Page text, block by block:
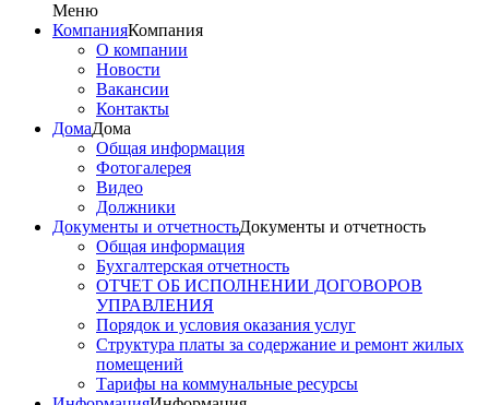
Меню
КомпанияКомпания
О компании
Новости
Вакансии
Контакты
ДомаДома
Общая информация
Фотогалерея
Видео
Должники
Документы и отчетностьДокументы и отчетность
Общая информация
Бухгалтерская отчетность
ОТЧЕТ ОБ ИСПОЛНЕНИИ ДОГОВОРОВ
УПРАВЛЕНИЯ
Порядок и условия оказания услуг
Структура платы за содержание и ремонт жилых
помещений
Тарифы на коммунальные ресурсы